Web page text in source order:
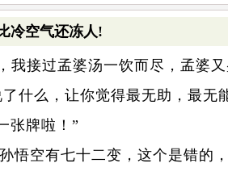
冷空气还冻人!
我接过孟婆汤一饮而尽，孟婆
什么，让你觉得最无助，最无
张牌啦！”
悟空有七十二变，这个是错的